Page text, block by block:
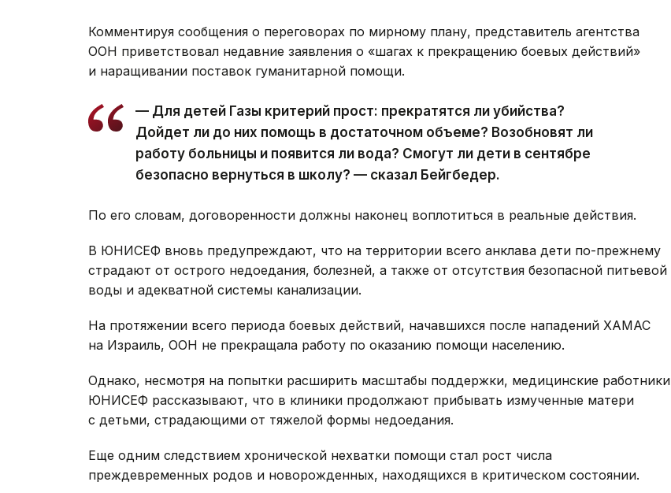
Комментируя сообщения о переговорах по мирному плану, представитель агентства
ООН приветствовал недавние заявления о «шагах к прекращению боевых действий»
и наращивании поставок гуманитарной помощи.
— Для детей Газы критерий прост: прекратятся ли убийства?
Дойдет ли до них помощь в достаточном объеме? Возобновят ли
работу больницы и появится ли вода? Смогут ли дети в сентябре
безопасно вернуться в школу? — сказал Бейгбедер.
По его словам, договоренности должны наконец воплотиться в реальные действия.
В ЮНИСЕФ вновь предупреждают, что на территории всего анклава дети по-прежнему
страдают от острого недоедания, болезней, а также от отсутствия безопасной питьевой
воды и адекватной системы канализации.
На протяжении всего периода боевых действий, начавшихся после нападений ХАМАС
на Израиль, ООН не прекращала работу по оказанию помощи населению.
Однако, несмотря на попытки расширить масштабы поддержки, медицинские работники
ЮНИСЕФ рассказывают, что в клиники продолжают прибывать измученные матери
с детьми, страдающими от тяжелой формы недоедания.
Еще одним следствием хронической нехватки помощи стал рост числа
преждевременных родов и новорожденных, находящихся в критическом состоянии.